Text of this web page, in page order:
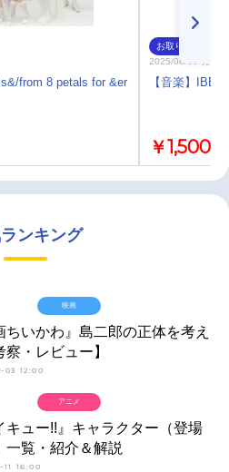
from 8 petals for &er
お取り寄せ
2025/08/06 発売
【音楽】
￥1,500
ンキング
ちいかわ』島二郎の正体を考え
察・レビュー】
03 12:00
映画
キュー!!』キャラクター（登場
一覧・紹介＆解説
11 16:00
アニメ